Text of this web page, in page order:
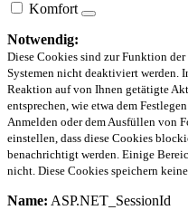
Komfort
Notwendig:
Diese Cookies sind zur Funktion
Systemen nicht deaktiviert werden.
Reaktion auf von Ihnen getätigte
entsprechen, wie etwa dem
Anmelden oder dem Ausfüllen von
einstellen, dass diese Cookies
benachrichtigt werden. Einige
nicht. Diese Cookies speichern
Name: ASP.NET_SessionId